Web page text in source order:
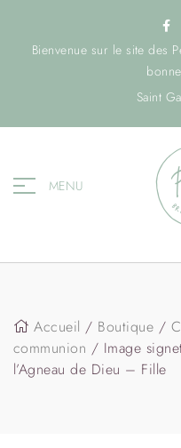
Bienvenue sur le site des
Saint
MENU
Accueil / Boutique /
communion / Image
l’Agneau de Dieu – Fille